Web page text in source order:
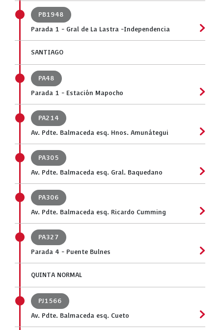
PB1948
Parada 1 - Gral de La Lastra -Independencia
SANTIAGO
PA48
Parada 1 - Estación Mapocho
PA214
Av. Pdte. Balmaceda esq. Hnos. Amunátegui
PA305
Av. Pdte. Balmaceda esq. Gral. Baquedano
PA306
Av. Pdte. Balmaceda esq. Ricardo Cumming
PA327
Parada 4 - Puente Bulnes
QUINTA NORMAL
PJ1566
Av. Pdte. Balmaceda esq. Cueto